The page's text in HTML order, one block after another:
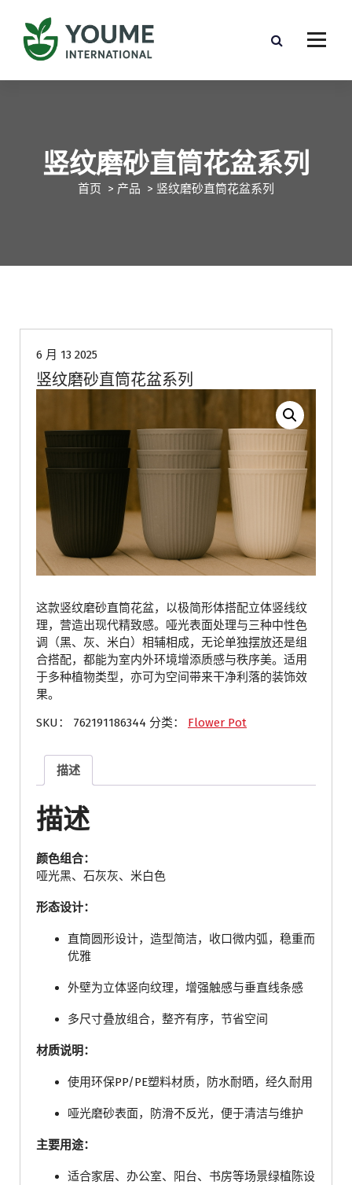
竖纹磨砂直筒花盆系列
首页 > 产品 > 竖纹磨砂直筒花盆系列
6 月 13 2025
竖纹磨砂直筒花盆系列
这款竖纹磨砂直筒花盆，以极简形体搭配立体竖线纹
理，营造出现代精致感。哑光表面处理与三种中性色
调（黑、灰、米白）相辅相成，无论单独摆放还是组
合搭配，都能为室内外环境增添质感与秩序美。适用
于多种植物类型，亦可为空间带来干净利落的装饰效
果。
SKU： 762191186344 分类： Flower Pot
描述
描述
颜色组合：
哑光黑、石灰灰、米白色
形态设计：
直筒圆形设计，造型简洁，收口微内弧，稳重而
优雅
外壁为立体竖向纹理，增强触感与垂直线条感
多尺寸叠放组合，整齐有序，节省空间
材质说明：
使用环保PP/PE塑料材质，防水耐晒，经久耐用
哑光磨砂表面，防滑不反光，便于清洁与维护
主要用途：
适合家居、办公室、阳台、书房等场景绿植陈设